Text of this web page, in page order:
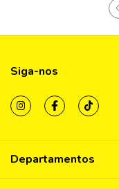
Siga-nos
Departamentos